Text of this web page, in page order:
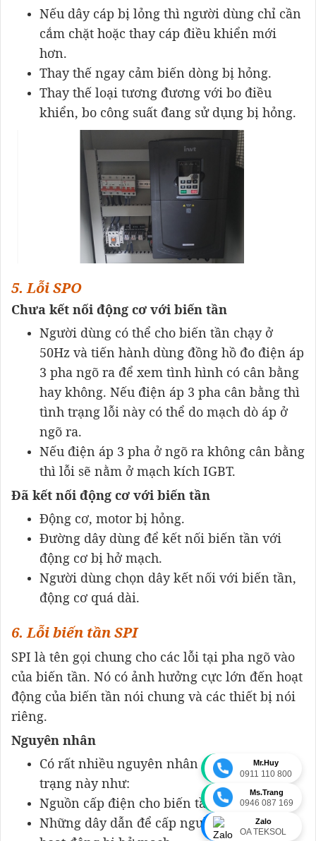
Mr.Huy
0911 110 800
Ms.Trang
0946 087 169
Zalo
OA TEKSOL
Nếu dây cáp bị lỏng thì người dùng chỉ cần
cắm chặt hoặc thay cáp điều khiển mới
hơn.
Thay thế ngay cảm biến dòng bị hỏng.
Thay thế loại tương đương với bo điều
khiển, bo công suất đang sử dụng bị hỏng.
5. Lỗi SPO
Chưa kết nối động cơ với biến tần
Người dùng có thể cho biến tần chạy ở
50Hz và tiến hành dùng đồng hồ đo điện áp
3 pha ngõ ra để xem tình hình có cân bằng
hay không. Nếu điện áp 3 pha cân bằng thì
tình trạng lỗi này có thể do mạch dò áp ở
ngõ ra.
Nếu điện áp 3 pha ở ngõ ra không cân bằng
thì lỗi sẽ nằm ở mạch kích IGBT.
Đã kết nối động cơ với biến tần
Động cơ, motor bị hỏng.
Đường dây dùng để kết nối biến tần với
động cơ bị hở mạch.
Người dùng chọn dây kết nối với biến tần,
động cơ quá dài.
6. Lỗi biến tần SPI
SPI là tên gọi chung cho các lỗi tại pha ngõ vào
của biến tần. Nó có ảnh hưởng cực lớn đến hoạt
động của biến tần nói chung và các thiết bị nói
riêng.
Nguyên nhân
Có rất nhiều nguyên nhân dẫn đến tình
trạng này như:
Nguồn cấp điện cho biến tần bị lỗi pha.
Những dây dẫn để cấp nguồn cho biến tần